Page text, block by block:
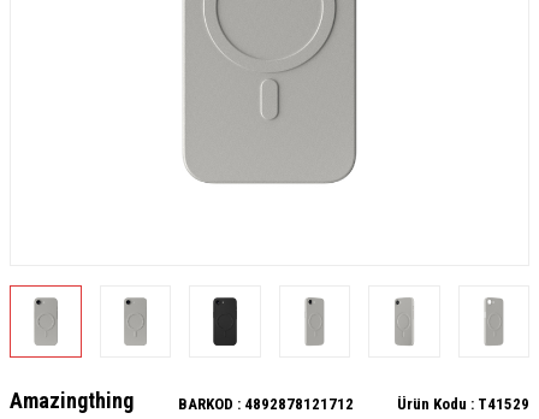
Amazingthing BARKOD : 4892878121712 Ürün Kodu : T41529